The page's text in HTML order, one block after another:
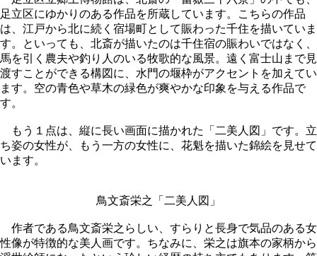
足立区にゆかりのある作品を所蔵しています。こちらの作品
は、江戸から北に続く宿場町として賑わった千住を描いていま
す。といっても、北斎が描いたのは千住宿の賑わいではなく、
馬を引く農夫や釣り人のいる牧歌的な風景。遠く富士山まで見
渡すことができる構図に、水門の堰枠がアクセントを加えてい
ます。空の青色や草木の緑色が爽やかな印象を与える作品で
す。
もう１点は、縦に長い画面に描かれた「二美人図」です。立
ち姿の女性が、もう一方の女性に、花魁を描いた錦絵を見せて
います。
鳥文斎栄之「二美人図」
作者である鳥文斎栄之らしい、すらりと長身で気品のある女
性像が特徴的な美人画です。ちなみに、栄之は旗本の家柄から